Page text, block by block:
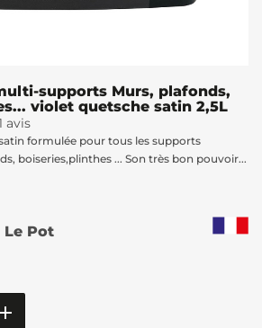
supports Murs, plafonds,
violet quetsche satin 2,5L
avis
formulée pour tous les supports
boiseries,plinthes ... Son très bon pouvoir...
Le Pot